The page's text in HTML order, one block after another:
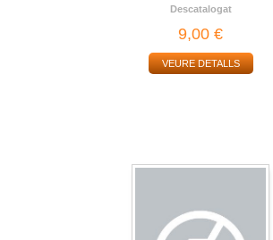
Descatalogat
9,00 €
VEURE DETALLS